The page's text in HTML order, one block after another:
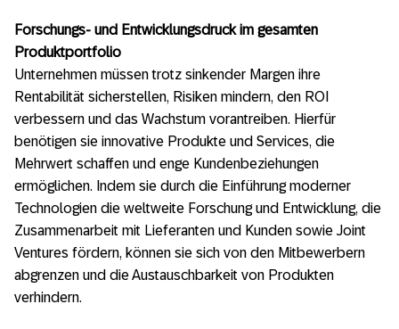
Forschungs- und Entwicklungsdruck im gesamten
Produktportfolio
Unternehmen müssen trotz sinkender Margen ihre
Rentabilität sicherstellen, Risiken mindern, den ROI
verbessern und das Wachstum vorantreiben. Hierfür
benötigen sie innovative Produkte und Services, die
Mehrwert schaffen und enge Kundenbeziehungen
ermöglichen. Indem sie durch die Einführung moderner
Technologien die weltweite Forschung und Entwicklung, die
Zusammenarbeit mit Lieferanten und Kunden sowie Joint
Ventures fördern, können sie sich von den Mitbewerbern
abgrenzen und die Austauschbarkeit von Produkten
verhindern.